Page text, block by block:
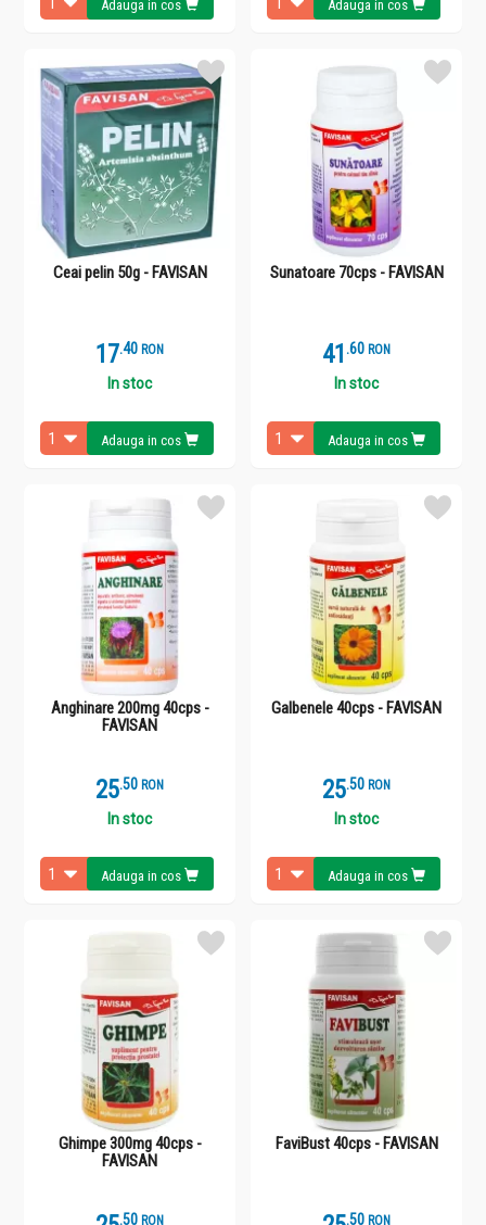
Adauga in cos Adauga in cos
Ceai pelin 50g - FAVISAN
17.4 RON
In stoc
Adauga in cos
Sunatoare 70cps - FAVISAN
41 .6 RON
In stoc
Adauga in cos
Anghinare 200mg 40cps -
FAVISAN
25.5 RON
In stoc
Adauga in cos
Galbenele 40cps - FAVISAN
25.5 RON
In stoc
Adauga in cos
Ghimpe 300mg 40cps -
FAVISAN
.5 RON
FaviBust 40cps - FAVISAN
.5 RON